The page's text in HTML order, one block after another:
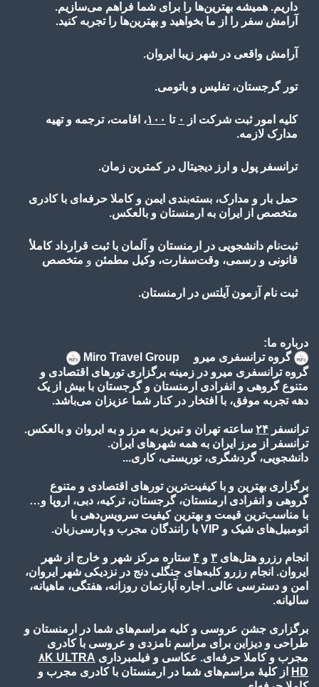
داریم. همیشه بهترین‌ها را برای شما فراهم می‌سازیم.
آرامش سفر را از ما بخواهید و بهترین‌ها را تجربه کنید.
آرامش واقعی در شهر زیبا ایروان.
تور گرجستان، تفلیس و باتومی.
کلیه امور ثبت شرکت از ۰ تا ۱۰۰، اقامت، ترجمه و تهیه
مدارک لازمه.
ترانسفر پول و ارز دیجیتال در کمترین زمان.
حمل بار و مدارک، بسته‌بندی ایمن و کاملا حرفه‌ای با کادری
متخصص از ایران به ارمنستان و بالعکس.
ثبت‌نام دانشجویی در ارمنستان و آلمان با ثبت قرارداد کاملأ
قانونی و رسمی، وقت‌سفارت، وکیل مطمئن و متخصص
ثبت نام آزمون آیلتس در ارمنستان.
درباره ما:
گروه ترانسفری میرو Miro Travel Group
گروه ترانسفری میرو در زمینه برگزاری تورهای اقتصادی و
متنوع گروهی و انفرادی ارمنستان و گرجستان با بیش از یک
دهه تجربه موفق، با افتخار در کنار شما عزیزان می‌باشد.
ترانسفر ۲۴ ساعته تهران و تبریز به مرز و به ایروان و بالعکس.
ترانسفر از مرز ایران به همه شهرهای ایران.
دانشجویی، گردشگری، توریستی، کاری...
برگزاری بهترین و با کیفیت‌ترین تورهای اقتصادی و متنوع
گروهی و انفرادی ارمنستان، گرجستان، ترکیه، دبی، اروپا و…
با مناسب‌ترین قیمت و بهترین کیفیت سرویس‌دهی با
اتومبیل‌های شیک و VIP با رانندگان مجرب و پارسی‌زبان.
انجام رزرو هتل‌های ۳ و ۴ ستاره مرکز شهر و خارج از شهر
ایروان. انجام رزرو کلبه‌های جنگلی دنج در نزدیکی شهر ایروان،
امن و دسترسی عالی. اجاره آپارتمان روزانه، هفتگی، ماهیانه،
سالیانه.
برگزاری جشن عروسی و کلیه مراسم‌های شما در ارمنستان و
طراحی و دیزاین برای مراسم نامزدی و عروسی با کادری
مجرب و کاملا حرفه‌ای. عکاسی و فیلمبرداری ۸K ULTRA
HD
از کلیۀ مراسم‌های شما در ارمنستان با کادری مجرب و